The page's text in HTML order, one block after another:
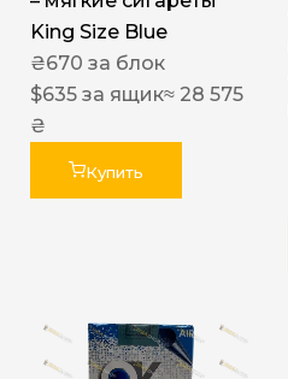
King Size Blue
₴670 за блок
$635 за ящик≈ 28 575
₴
Купить